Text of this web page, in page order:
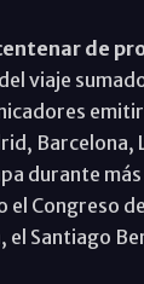
de
viaje
Barcelona,
durante
Congreso
Santiago